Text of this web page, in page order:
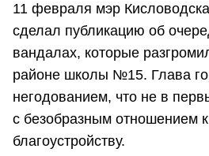
11 февраля мэр
сделал публикацию об
вандалах, которые
районе школы №15. Глава
негодованием, что не в
с безобразным отношением
благоустройству.